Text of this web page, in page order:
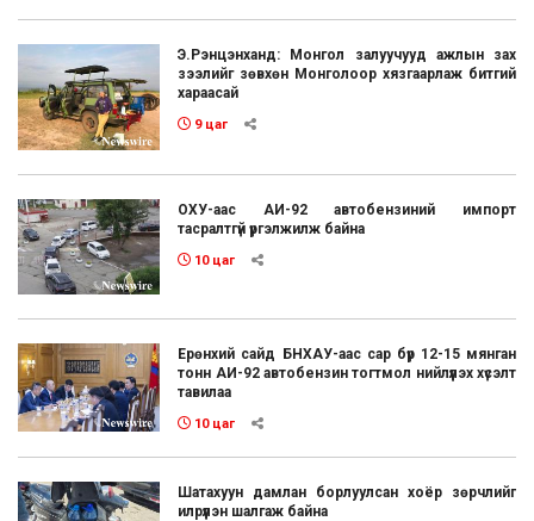
Э.Рэнцэнханд: Монгол залуучууд ажлын зах
зээлийг зөвхөн Монголоор хязгаарлаж битгий
хараасай
9 цаг
ОХУ-аас АИ-92 автобензиний импорт
тасралтгүй үргэлжилж байна
10 цаг
Ерөнхий сайд БНХАУ-аас сар бүр 12-15 мянган
тонн АИ-92 автобензин тогтмол нийлүүлэх хүсэлт
тавилаа
10 цаг
Шатахуун дамлан борлуулсан хоёр зөрчлийг
илрүүлэн шалгаж байна